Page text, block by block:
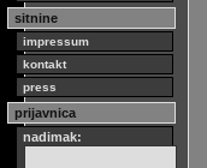
sitnine
impressum
kontakt
press
prijavnica
nadimak: